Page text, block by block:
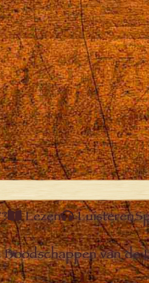
Lezen Luisteren
Boodschappen van de